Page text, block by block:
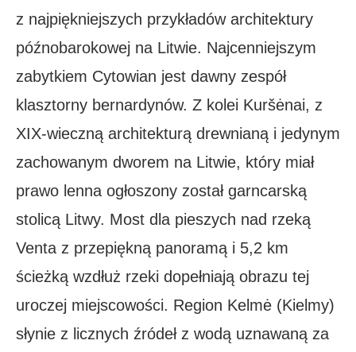
z najpiękniejszych przykładów architektury
późnobarokowej na Litwie. Najcenniejszym
zabytkiem Cytowian jest dawny zespół
klasztorny bernardynów. Z kolei Kuršėnai, z
XIX-wieczną architekturą drewnianą i jedynym
zachowanym dworem na Litwie, który miał
prawo lenna ogłoszony został garncarską
stolicą Litwy. Most dla pieszych nad rzeką
Venta z przepiękną panoramą i 5,2 km
ścieżką wzdłuż rzeki dopełniają obrazu tej
uroczej miejscowości. Region Kelmė (Kielmy)
słynie z licznych źródeł z wodą uznawaną za